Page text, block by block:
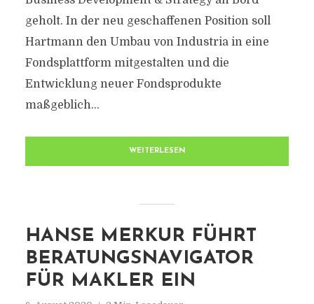
geholt. In der neu geschaffenen Position soll
Hartmann den Umbau von Industria in eine
Fondsplattform mitgestalten und die
Entwicklung neuer Fondsprodukte
maßgeblich...
WEITERLESEN
HANSE MERKUR FÜHRT
BERATUNGSNAVIGATOR
FÜR MAKLER EIN